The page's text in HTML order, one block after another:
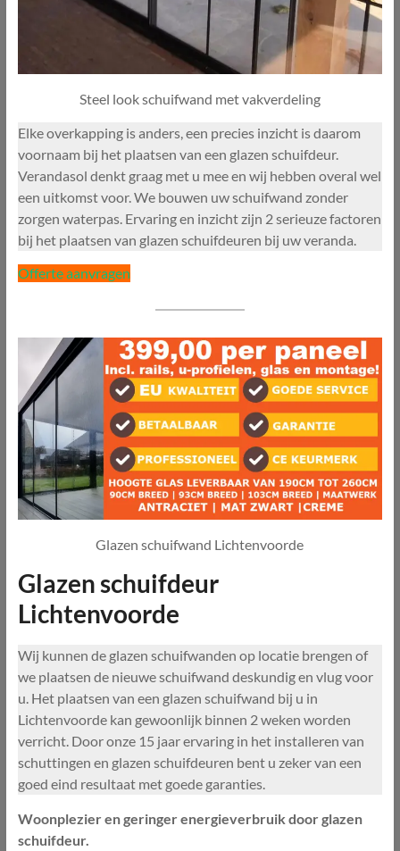
Steel look schuifwand met vakverdeling
Elke overkapping is anders, een precies inzicht is daarom
voornaam bij het plaatsen van een glazen schuifdeur.
Verandasol denkt graag met u mee en wij hebben overal wel
een uitkomst voor. We bouwen uw schuifwand zonder
zorgen waterpas. Ervaring en inzicht zijn 2 serieuze factoren
bij het plaatsen van glazen schuifdeuren bij uw veranda.
Offerte aanvragen
Glazen schuifwand Lichtenvoorde
Glazen schuifdeur
Lichtenvoorde
Wij kunnen de glazen schuifwanden op locatie brengen of
we plaatsen de nieuwe schuifwand deskundig en vlug voor
u. Het plaatsen van een glazen schuifwand bij u in
Lichtenvoorde kan gewoonlijk binnen 2 weken worden
verricht. Door onze 15 jaar ervaring in het installeren van
schuttingen en glazen schuifdeuren bent u zeker van een
goed eind resultaat met goede garanties.
Woonplezier en geringer energieverbruik door glazen
schuifdeur.